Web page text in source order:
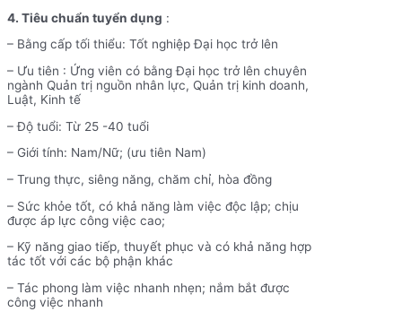
4. Tiêu chuẩn tuyển dụng :
– Bằng cấp tối thiểu: Tốt nghiệp Đại học trở lên
– Ưu tiên : Ứng viên có bằng Đại học trở lên chuyên
ngành Quản trị nguồn nhân lực, Quản trị kinh doanh,
Luật, Kinh tế
– Độ tuổi: Từ 25 -40 tuổi
– Giới tính: Nam/Nữ; (ưu tiên Nam)
– Trung thực, siêng năng, chăm chỉ, hòa đồng
– Sức khỏe tốt, có khả năng làm việc độc lập; chịu
được áp lực công việc cao;
– Kỹ năng giao tiếp, thuyết phục và có khả năng hợp
tác tốt với các bộ phận khác
– Tác phong làm việc nhanh nhẹn; nắm bắt được
công việc nhanh